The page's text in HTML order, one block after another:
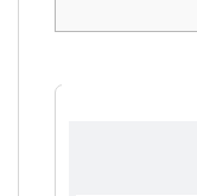
Sanatlar